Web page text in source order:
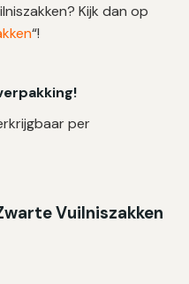
Kijk dan op
“!
per
Vuilniszakken